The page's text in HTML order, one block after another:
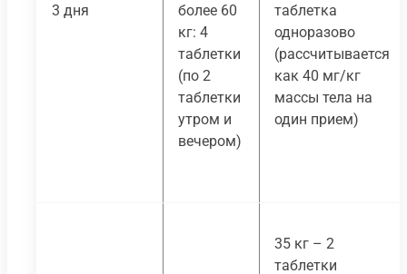
3 дня
более 60
кг: 4
таблетки
(по 2
таблетки
утром и
вечером)
таблетка
одноразово
(рассчитывается
как 40 мг/кг
массы тела на
один прием)
35 кг – 2
таблетки